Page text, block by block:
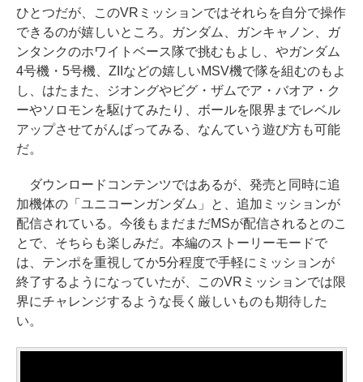
ひとつだが、このVRミッションではそれらを自分で操作
できるのが嬉しいところ。ガンダム、ガンキャノン、ガ
ンタンクのホワイトベース隊で挑むもよし、やガンダム
4号機・5号機、ZIIなどの嬉しいMSV機で隊を組むのもよ
し、はたまた、ジオングやビグ・ザムでア・バオア・ク
ーやソロモンを駆けてみたり、ボールを限界までレベル
アップさせてがんばってみる、なんていう遊び方も可能
だ。
ダウンロードコンテンツではあるが、発売と同時に追
加機体の「ユニコーンガンダム」と、追加ミッションが
配信されている。今後もまだまだMSが配信されるとのこ
とで、そちらも楽しみだ。本編のストーリーモードで
は、テンポを重視してか5分程度で手軽にミッションが
終了するようになっていたが、このVRミッションでは限
界にチャレンジするような長く厳しいものも期待した
い。